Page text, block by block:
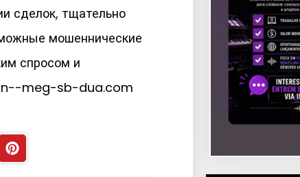
сделок, тщательно
мошеннические
спросом и
xn--meg-sb-dua.com